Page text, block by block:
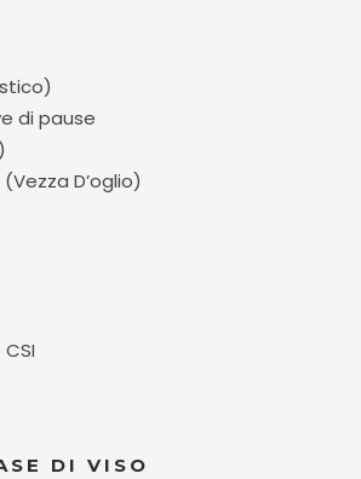
di pause
D’oglio)
DI VISO